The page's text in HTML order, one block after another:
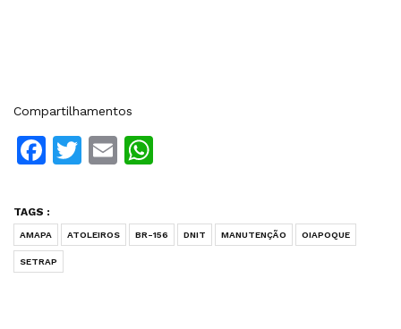
Compartilhamentos
Facebook
Twitter
Email
TAGS :
AMAPA ATOLEIROS BR-156 DNIT MANUTENÇÃO OIAPOQUE
SETRAP